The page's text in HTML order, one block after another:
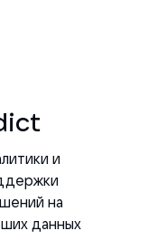
и
на
данных